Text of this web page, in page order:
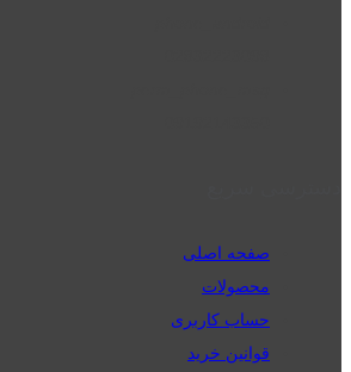
صفحه اصلی
محصولات
حساب کاربری
قوانین خرید